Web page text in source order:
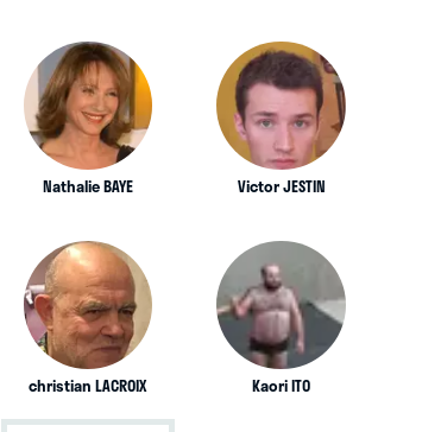
Nathalie BAYE Victor JESTIN
christian LACROIX Kaori ITO